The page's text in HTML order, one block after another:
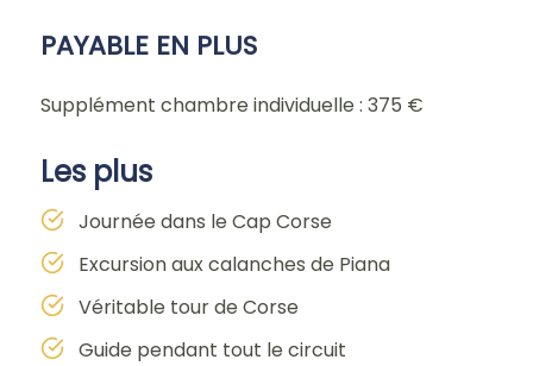
PAYABLE EN PLUS
Supplément chambre individuelle : 375 €
Les plus
Journée dans le Cap Corse
Excursion aux calanches de Piana
Véritable tour de Corse
Guide pendant tout le circuit